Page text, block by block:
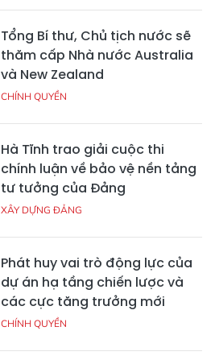
Tổng Bí thư, Chủ tịch nước sẽ
thăm cấp Nhà nước Australia
và New Zealand
CHÍNH QUYỀN
Hà Tĩnh trao giải cuộc thi
chính luận về bảo vệ nền tảng
tư tưởng của Đảng
XÂY DỰNG ĐẢNG
Phát huy vai trò động lực của
dự án hạ tầng chiến lược và
các cực tăng trưởng mới
CHÍNH QUYỀN